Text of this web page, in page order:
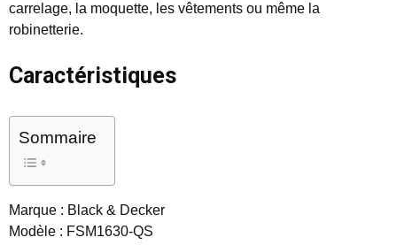
carrelage, la moquette, les vêtements ou même la
robinetterie.
Caractéristiques
Sommaire
Marque : Black & Decker
Modèle : FSM1630-QS